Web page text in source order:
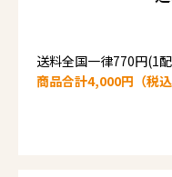
送料全国一律770円(1
商品合計4,000円（税